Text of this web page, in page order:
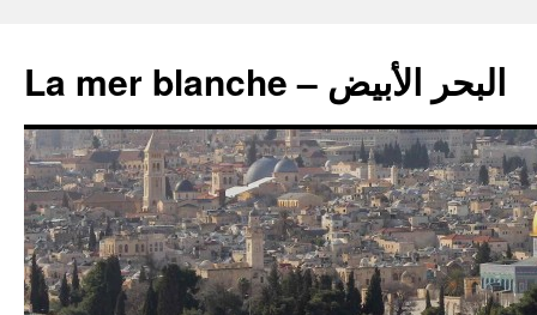
La mer blanche – البحر الأبيض